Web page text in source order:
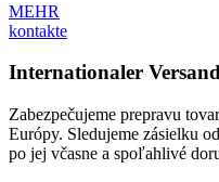
MEHR
kontakte
Internationaler
Zabezpečujeme prepravu
Európy. Sledujeme zásielku
po jej včasne a spoľahlivé